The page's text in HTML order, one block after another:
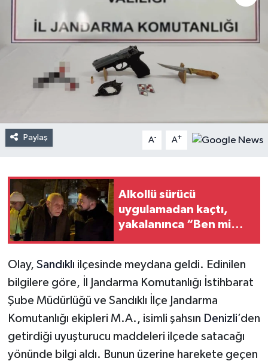
Paylaş A- A+
Alkollü sürücü
uygulamadan kaçtı,
yakalanınca “Ben mi
Olay, Sandıklı ilçesinde meydana geldi. Edinilen
bilgilere göre, İl Jandarma Komutanlığı İstihbarat
Şube Müdürlüğü ve Sandıklı İlçe Jandarma
Komutanlığı ekipleri M.A., isimli şahsın Denizli’den
getirdiği uyuşturucu maddeleri ilçede satacağı
yönünde bilgi aldı. Bunun üzerine harekete geçen